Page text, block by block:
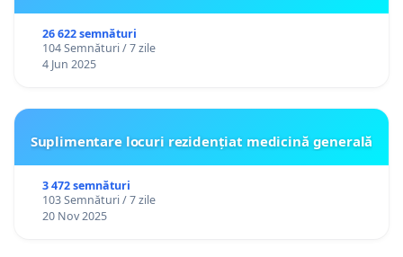
26 622 semnături
104 Semnături / 7 zile
4 Jun 2025
Suplimentare locuri rezidențiat medicină generală
3 472 semnături
103 Semnături / 7 zile
20 Nov 2025